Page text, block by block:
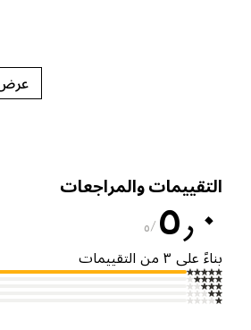
عرض
والمراجعات
٥
على ٣ من التقييمات